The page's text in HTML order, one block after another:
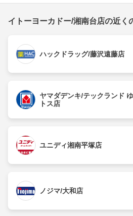
イトーヨーカドー/湘南台店の近く
ハックドラッグ/藤沢遠藤店
ヤマダデンキ/テックランド
トス店
ユニディ湘南平塚店
ノジマ/大和店